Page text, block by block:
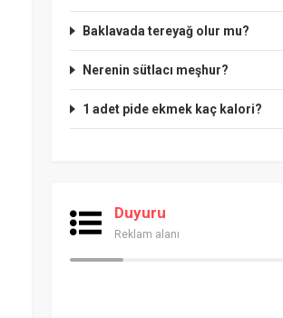
Baklavada tereyağ olur mu?
Nerenin sütlacı meşhur?
1 adet pide ekmek kaç kalori?
Duyuru
Reklam alanı